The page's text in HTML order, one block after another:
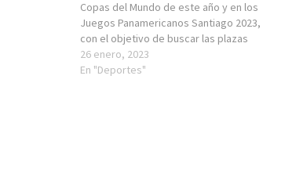
Copas del Mundo de este año y en los
Juegos Panamericanos Santiago 2023,
con el objetivo de buscar las plazas
olímpicas a París 2024, quedó integrada
por cuatro mujeres y cuatro hombres:
26 enero, 2023
En "Deportes"